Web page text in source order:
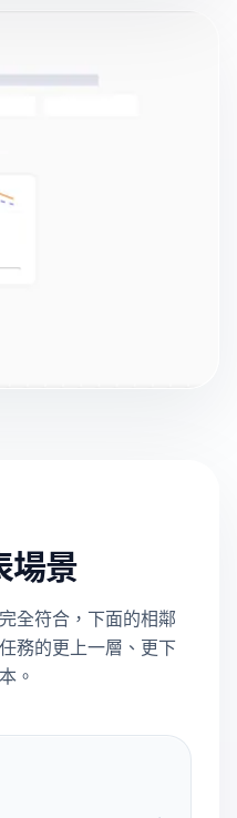
場景
全符合，下面的相鄰
務的更上一層、更下
。